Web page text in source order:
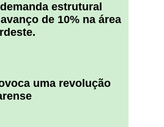
estrutural
de 10% na área
uma revolução